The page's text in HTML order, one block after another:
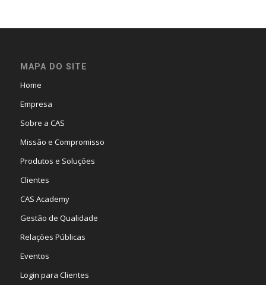
MAPA DO SITE
Home
Empresa
Sobre a CAS
Missão e Compromisso
Produtos e Soluções
Clientes
CAS Academy
Gestão de Qualidade
Relações Públicas
Eventos
Login para Clientes